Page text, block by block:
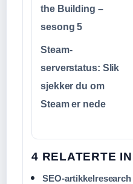
the Building –
sesong 5
Steam-
serverstatus: Slik
sjekker du om
Steam er nede
4 RELATERTE
SEO-